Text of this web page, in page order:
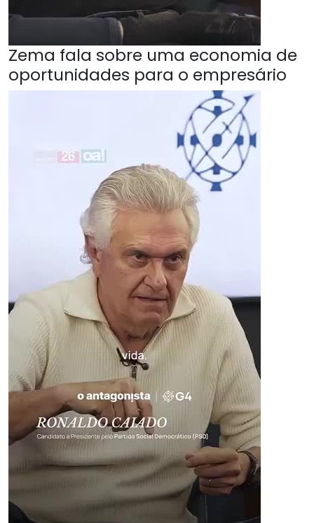
Zema fala sobre uma economia de
oportunidades para o empresário